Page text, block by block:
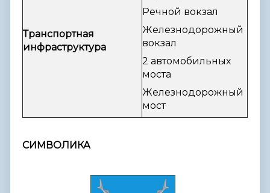
Транспортная
инфраструктура
Речной вокзал
Железнодорожный
вокзал
2 автомобильных
моста
Железнодорожный
мост
СИМВОЛИКА